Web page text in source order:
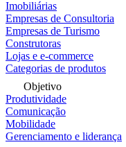
Imobiliárias
Empresas de Consultoria
Empresas de Turismo
Construtoras
Lojas e e-commerce
Categorias de produtos
Objetivo
Produtividade
Comunicação
Mobilidade
Gerenciamento e liderança